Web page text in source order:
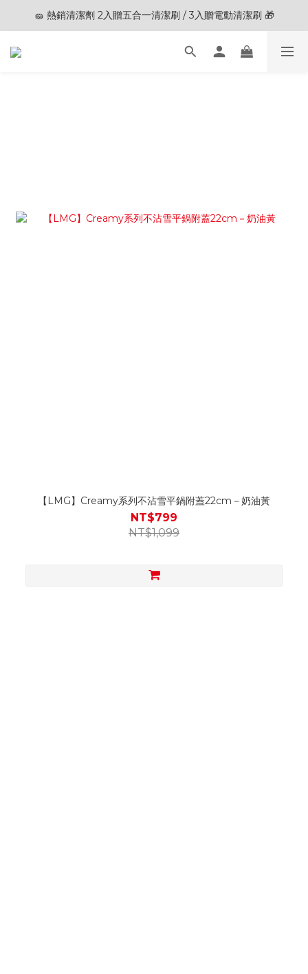
🎊夏末狂歡節限定優惠🎊︱全館滿 $3,000現折$200
🧽 熱銷清潔劑 2入贈五合一清潔刷 / 3入贈電動清潔刷 🎁
🎊夏末狂歡節限定優惠🎊︱全館滿 $3,000現折$200
【LMG】Creamy系列不沾雪平鍋附蓋22cm－奶油黃
NT$799
NT$1,099